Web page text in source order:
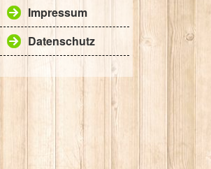
Impressum
Datenschutz